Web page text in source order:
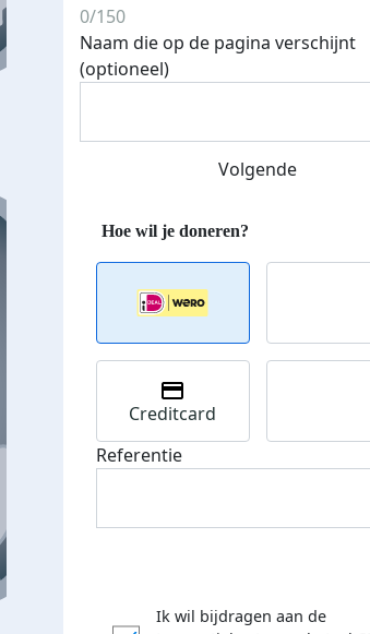
0/150
Naam die op de pagina verschijnt
(optioneel)
Volgende
Creditcard
Referentie
Ik wil bijdragen aan de